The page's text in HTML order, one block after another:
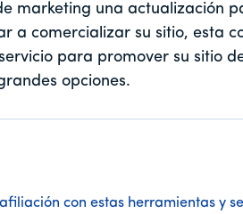
marketing una actualización
a comercializar su sitio, esta
para promover su sitio
opciones.
con estas herramientas y